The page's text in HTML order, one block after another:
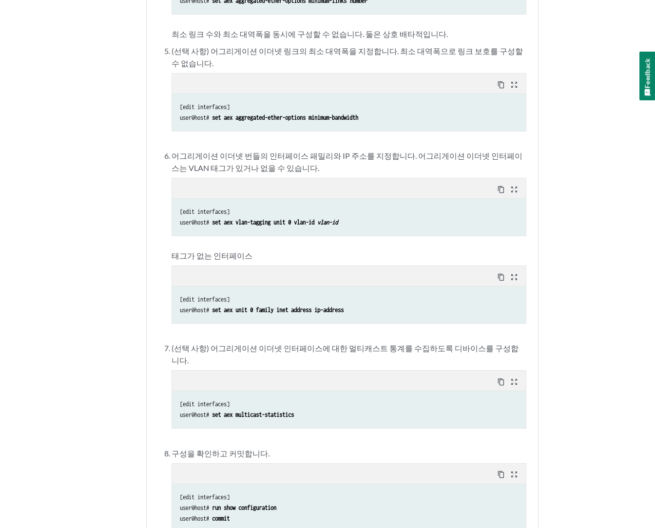
최소 링크 수와 최소 대역폭을 동시에 구성할 수 없습니다. 둘은 상호 배타적입니다.
(선택 사항) 어그리게이션 이더넷 링크의 최소 대역폭을 지정합니다. 최소 대역폭으로 링크 보호를 구성할
수 없습니다.
content_copy zoom_out_map
[edit interfaces]
user@host# set aex aggregated-ether-options minimum-bandwidth
어그리게이션 이더넷 번들의 인터페이스 패밀리와 IP 주소를 지정합니다. 어그리게이션 이더넷 인터페이
스는 VLAN 태그가 있거나 없을 수 있습니다.
content_copy zoom_out_map
[edit interfaces]
user@host# set aex vlan-tagging unit 0 vlan-id vlan-id
태그가 없는 인터페이스
content_copy zoom_out_map
[edit interfaces]
user@host# set aex unit 0 family inet address ip-address
(선택 사항) 어그리게이션 이더넷 인터페이스에 대한 멀티캐스트 통계를 수집하도록 디바이스를 구성합
니다.
content_copy zoom_out_map
[edit interfaces]
user@host# set aex multicast-statistics
구성을 확인하고 커밋합니다.
content_copy zoom_out_map
[edit interfaces]
user@host# run show configuration
user@host# commit
Feedback